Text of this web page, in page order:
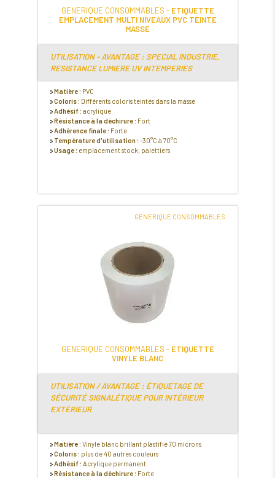
GENERIQUE CONSOMMABLES - ETIQUETTE
EMPLACEMENT MULTI NIVEAUX PVC TEINTE
MASSE
UTILISATION - AVANTAGE : SPECIAL INDUSTRIE,
RESISTANCE LUMIERE UV INTEMPERIES
Matière : PVC
Coloris : Différents coloris teintés dans la masse
Adhésif : acrylique
Résistance à la déchirure : Fort
Adhérence finale : Forte
Température d'utilisation : -30°C à 70°C
Usage : emplacement stock, palettiers
GENERIQUE CONSOMMABLES
GENERIQUE CONSOMMABLES - ETIQUETTE
VINYLE BLANC
UTILISATION / AVANTAGE : ÉTIQUETAGE DE
SÉCURITÉ SIGNALÉTIQUE POUR INTÉRIEUR
EXTÉRIEUR
Matière : Vinyle blanc brillant plastifié 70 microns
Coloris : plus de 40 autres couleurs
Adhésif : Acrylique permanent
Résistance à la déchirure : Forte